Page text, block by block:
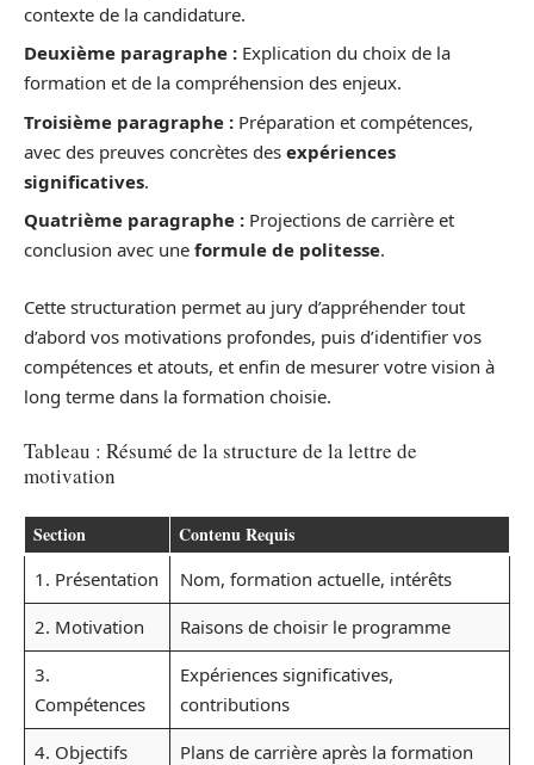
contexte de la candidature.
Deuxième paragraphe : Explication du choix de la
formation et de la compréhension des enjeux.
Troisième paragraphe : Préparation et compétences,
avec des preuves concrètes des expériences
significatives.
Quatrième paragraphe : Projections de carrière et
conclusion avec une formule de politesse.
Cette structuration permet au jury d’appréhender tout
d’abord vos motivations profondes, puis d’identifier vos
compétences et atouts, et enfin de mesurer votre vision à
long terme dans la formation choisie.
Tableau : Résumé de la structure de la lettre de
motivation
Section Contenu Requis
1. Présentation
Nom, formation actuelle, intérêts
2. Motivation
Raisons de choisir le programme
3.
Compétences
Expériences significatives,
contributions
4. Objectifs
Plans de carrière après la formation